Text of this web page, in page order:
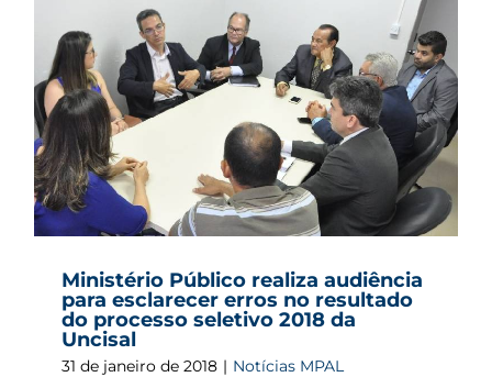
Ministério Público realiza audiência
para esclarecer erros no resultado
do processo seletivo 2018 da
Uncisal
31 de janeiro de 2018 | Notícias MPAL